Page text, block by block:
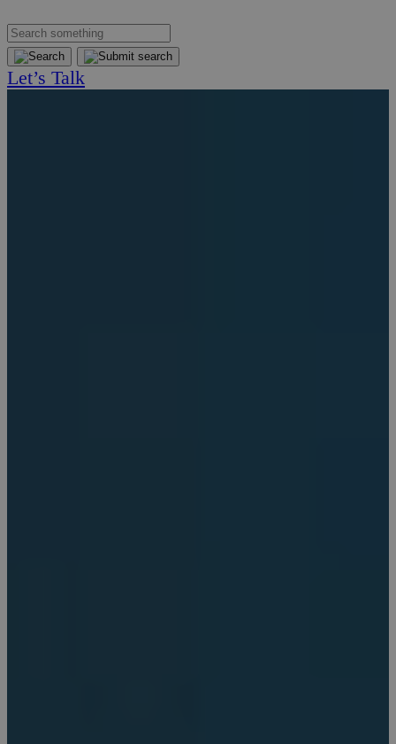
Let’s Talk